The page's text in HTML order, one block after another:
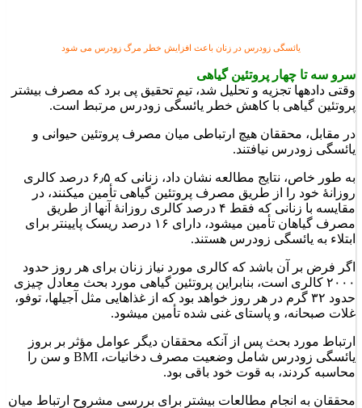
یائسگی زودرس در زنان باعث افزایش خطر مرگ زودرس می شود
سرو سه تا چهار پروتئین گیاهی
وقتی داده‎ها تجزیه و تحلیل شد، تیم تحقیق پی برد که مصرف بیشتر
پروتئین گیاهی با کاهش خطر یائسگی زودرس مرتبط است.
در مقابل، محققان هیچ ارتباطی میان مصرف پروتئین حیوانی و
یائسگی زودرس نیافتند.
به طور خاص، نتایج مطالعه نشان داد، زنانی که ۶٫۵ درصد کالری
روزانۀ خود را از طریق مصرف پروتئین گیاهی تأمین می‎کنند، در
مقایسه با زنانی که فقط ۴ درصد کالری روزانۀ آنها از طریق
مصرف گیاهان تأمین می‎شود، دارای ۱۶ درصد ریسک پایین‎تر برای
ابتلاء به یائسگی زودرس هستند.
اگر فرض بر آن باشد که کالری مورد نیاز زنان برای هر روز حدود
۲۰۰۰ کالری است، بنابراین پروتئین گیاهی مورد بحث معادل چیزی
حدود ۳۲ گرم در هر روز خواهد بود که از غذاهایی مثل آجیل‎ها، توفو،
غلات صبحانه، و پاستای غنی شده تأمین می‎شود.
ارتباط مورد بحث پس از آنکه محققان دیگر عوامل مؤثر بر بروز
یائسگی زودرس شامل وضعیت مصرف دخانیات، BMI و سن را
محاسبه کردند، به قوت خود باقی بود.
محققان به انجام مطالعات بیشتر برای بررسی مشروح ارتباط میان